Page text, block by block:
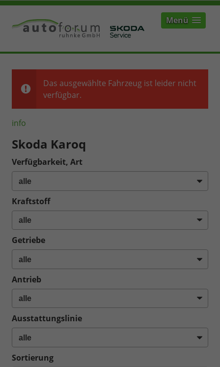
Menü
Das ausgewählte Fahrzeug ist leider nicht
verfügbar.
info
Skoda Karoq
Verfügbarkeit, Art
Kraftstoff
Getriebe
Antrieb
Ausstattungslinie
Sortierung